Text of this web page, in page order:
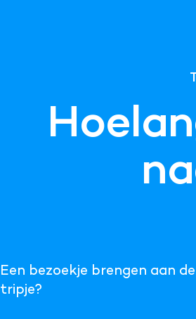
Een bezoekje brengen aan
tripje?